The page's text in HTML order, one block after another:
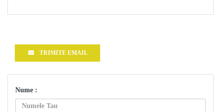
TRIMITE EMAIL
Nume :